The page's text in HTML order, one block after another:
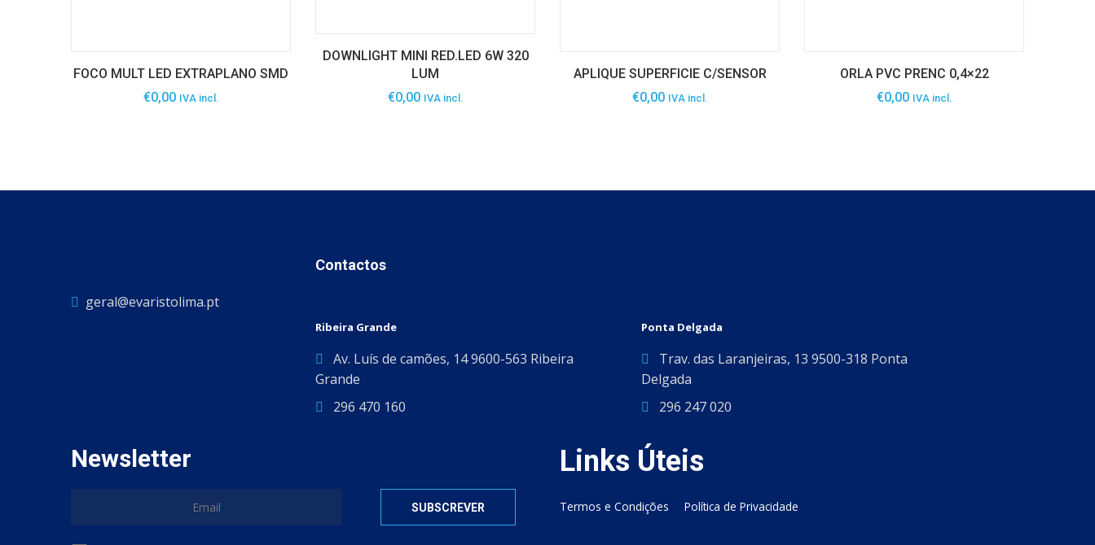
FOCO MULT LED EXTRAPLANO SMD
€0,00 IVA incl.
DOWNLIGHT MINI RED.LED 6W 320
LUM
€0,00 IVA incl.
APLIQUE SUPERFICIE C/SENSOR
€0,00 IVA incl.
ORLA PVC PRENC 0,4×22
€0,00 IVA incl.
geral@evaristolima.pt
Contactos
Ribeira Grande
Av. Luís de camões, 14 9600-563 Ribeira
Grande
296 470 160
Ponta Delgada
Trav. das Laranjeiras, 13 9500-318 Ponta
Delgada
296 247 020
Newsletter Links Úteis
Termos e Condições Política de Privacidade